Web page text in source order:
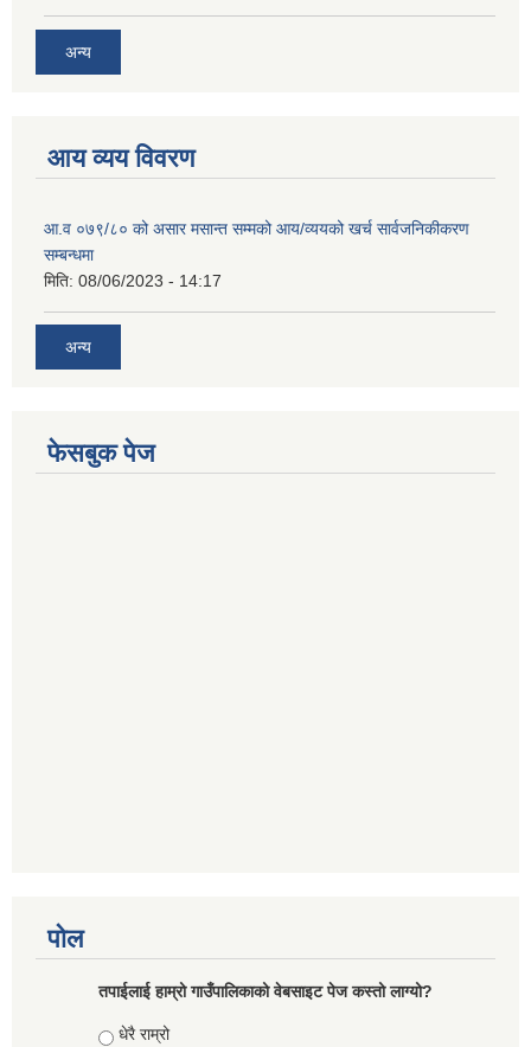
अन्य
आय व्यय विवरण
आ.व ०७९/८० को असार मसान्त सम्मको आय/व्ययको खर्च सार्वजनिकीकरण
सम्बन्धमा
मिति: 08/06/2023 - 14:17
अन्य
फेसबुक पेज
पोल
तपाईलाई हाम्रो गाउँपालिकाको वेबसाइट पेज कस्तो लाग्यो?
Choices
धेरै राम्रो